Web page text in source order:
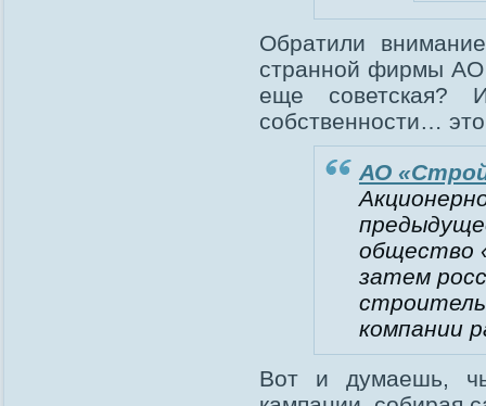
Обратили
странной фирмы АО
еще советская?
собственности…
АО
общество
затем
компании
Вот и думаешь,